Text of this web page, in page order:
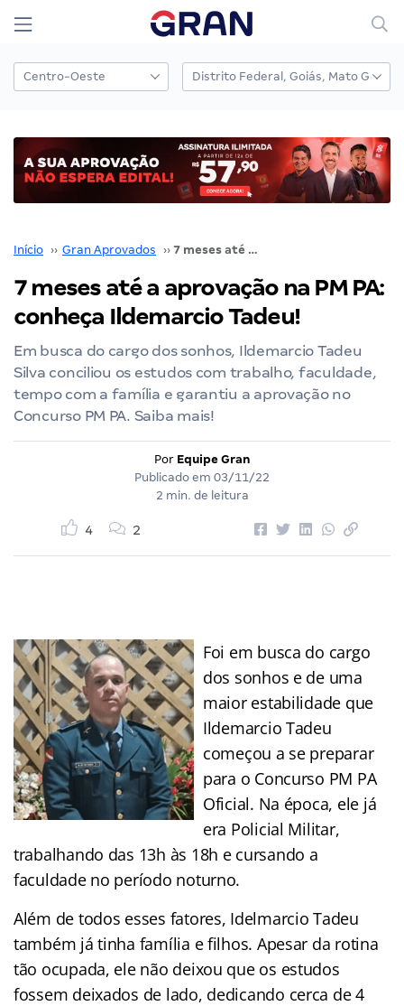
Início ›› Gran Aprovados ›› 7 meses até a aprovação na PM PA: conheça Ildemarcio Tadeu!
7 meses até a aprovação na PM PA:
conheça Ildemarcio Tadeu!
Em busca do cargo dos sonhos, Ildemarcio Tadeu
Silva conciliou os estudos com trabalho, faculdade,
tempo com a família e garantiu a aprovação no
Concurso PM PA. Saiba mais!
Por Equipe Gran
Publicado em 03/11/22
2 min. de leitura
4 2
Foi em busca do cargo
dos sonhos e de uma
maior estabilidade que
Ildemarcio Tadeu
começou a se preparar
para o Concurso PM PA
Oficial. Na época, ele já
era Policial Militar,
trabalhando das 13h às 18h e cursando a
faculdade no período noturno.
Além de todos esses fatores, Idelmarcio Tadeu
também já tinha família e filhos. Apesar da rotina
tão ocupada, ele não deixou que os estudos
fossem deixados de lado, dedicando cerca de 4